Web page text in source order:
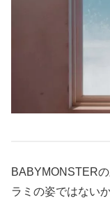
BABYMONSTER
ラミの姿ではない